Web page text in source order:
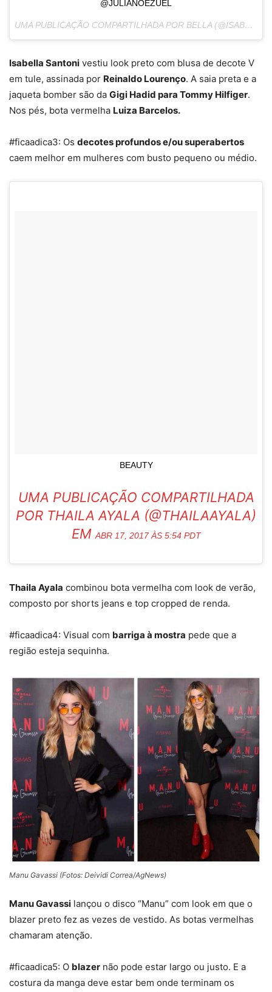
@JULIANOEZUEL
UMA PUBLICAÇÃO COMPARTILHADA POR BELLA (@ISABELLASANTONI) EM
Isabella Santoni vestiu look preto com blusa de decote V
em tule, assinada por Reinaldo Lourenço. A saia preta e a
jaqueta bomber são da Gigi Hadid para Tommy Hilfiger.
Nos pés, bota vermelha Luiza Barcelos.
#ficaadica3: Os decotes profundos e/ou superabertos
caem melhor em mulheres com busto pequeno ou médio.
BEAUTY
UMA PUBLICAÇÃO COMPARTILHADA
POR THAILA AYALA (@THAILAAYALA)
EM ABR 17, 2017 ÀS 5:54 PDT
Thaila Ayala combinou bota vermelha com look de verão,
composto por shorts jeans e top cropped de renda.
#ficaadica4: Visual com barriga à mostra pede que a
região esteja sequinha.
Manu Gavassi (Fotos: Deividi Correa/AgNews)
Manu Gavassi lançou o disco “Manu” com look em que o
blazer preto fez as vezes de vestido. As botas vermelhas
chamaram atenção.
#ficaadica5: O blazer não pode estar largo ou justo. E a
costura da manga deve estar bem onde terminam os